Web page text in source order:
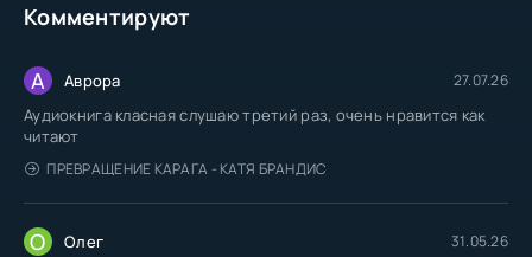
Комментируют
А Аврора 27.07.26
Аудиокнига класная слушаю третий раз, очень нравится как
читают
ПРЕВРАЩЕНИЕ КАРАГА - КАТЯ БРАНДИС
О Олег 31.05.26